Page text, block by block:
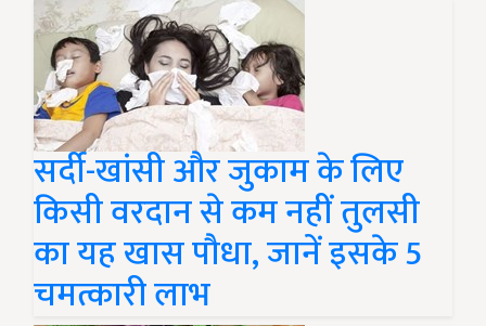
सर्दी-खांसी और जुकाम के लिए
किसी वरदान से कम नहीं तुलसी
का यह खास पौधा, जानें इसके 5
चमत्कारी लाभ